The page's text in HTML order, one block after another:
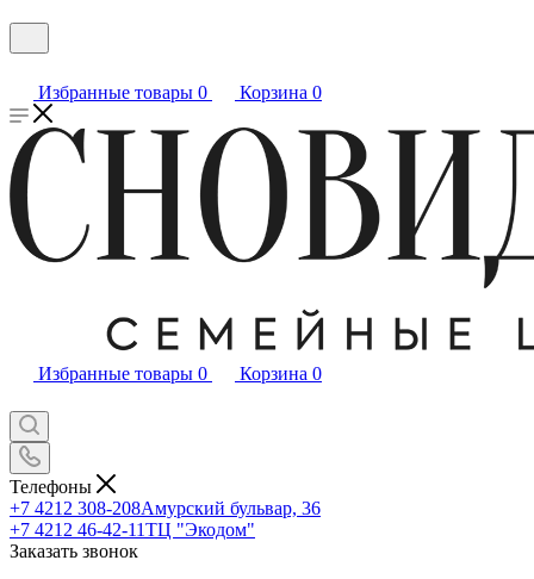
Избранные товары 0 Корзина 0
Избранные товары 0 Корзина 0
Телефоны
+7 4212 308-208Амурский бульвар, 36
+7 4212 46-42-11ТЦ "Экодом"
Заказать звонок